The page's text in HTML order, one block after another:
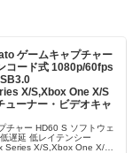
ゲームキャプチャー
コード式 1080p/60fps
X/S,Xbox One X/S
ューナー・ビデオキャ
チャー HD60 S ソフトウェ
遅延 低レイテンシー
X/S,Xbox One X/S